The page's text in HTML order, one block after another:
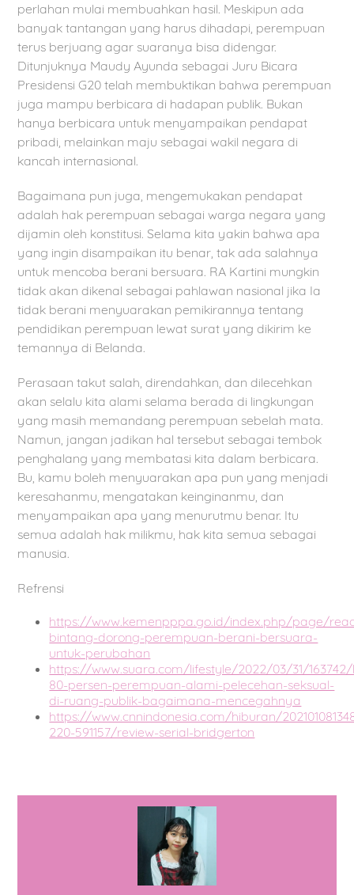
perlahan mulai membuahkan hasil. Meskipun ada
banyak tantangan yang harus dihadapi, perempuan
terus berjuang agar suaranya bisa didengar.
Ditunjuknya Maudy Ayunda sebagai Juru Bicara
Presidensi G20 telah membuktikan bahwa perempuan
juga mampu berbicara di hadapan publik. Bukan
hanya berbicara untuk menyampaikan pendapat
pribadi, melainkan maju sebagai wakil negara di
kancah internasional.
Bagaimana pun juga, mengemukakan pendapat
adalah hak perempuan sebagai warga negara yang
dijamin oleh konstitusi. Selama kita yakin bahwa apa
yang ingin disampaikan itu benar, tak ada salahnya
untuk mencoba berani bersuara. RA Kartini mungkin
tidak akan dikenal sebagai pahlawan nasional jika Ia
tidak berani menyuarakan pemikirannya tentang
pendidikan perempuan lewat surat yang dikirim ke
temannya di Belanda.
Perasaan takut salah, direndahkan, dan dilecehkan
akan selalu kita alami selama berada di lingkungan
yang masih memandang perempuan sebelah mata.
Namun, jangan jadikan hal tersebut sebagai tembok
penghalang yang membatasi kita dalam berbicara.
Bu, kamu boleh menyuarakan apa pun yang menjadi
keresahanmu, mengatakan keinginanmu, dan
menyampaikan apa yang menurutmu benar. Itu
semua adalah hak milikmu, hak kita semua sebagai
manusia.
Refrensi
https://www.kemenpppa.go.id/index.php/page/
bintang-dorong-perempuan-berani-bersuara-
untuk-perubahan
https://www.suara.com/lifestyle/2022/03/31/
80-persen-perempuan-alami-pelecehan-seksual-
di-ruang-publik-bagaimana-mencegahnya
https://www.cnnindonesia.com/hiburan/
220-591157/review-serial-bridgerton